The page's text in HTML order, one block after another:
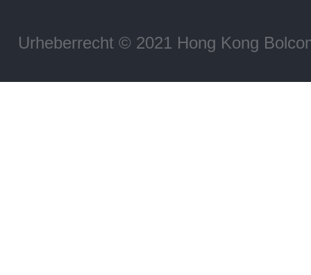
Urheberrecht © 2021 Hong Kong